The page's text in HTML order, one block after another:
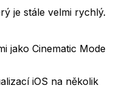
je stále velmi rychlý.
jako Cinematic Mode
iOS na několik